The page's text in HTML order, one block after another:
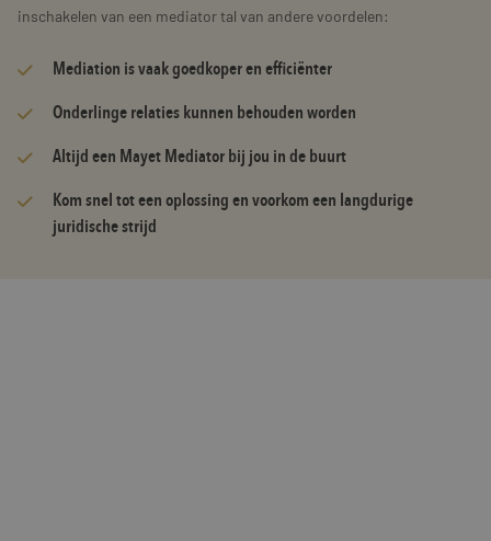
inschakelen van een mediator tal van andere voordelen:
Mediation is vaak goedkoper en efficiënter
Onderlinge relaties kunnen behouden worden
Altijd een Mayet Mediator bij jou in de buurt
Kom snel tot een oplossing en voorkom een langdurige
juridische strijd